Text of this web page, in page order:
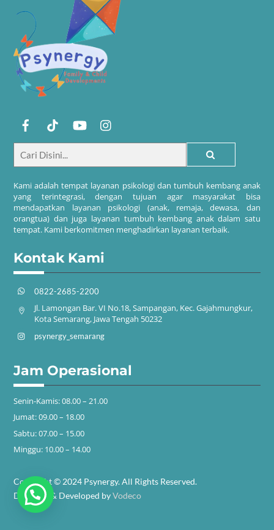
Kami adalah tempat layanan psikologi dan tumbuh kembang anak
yang terintegrasi, dengan tujuan agar masyarakat bisa
mendapatkan layanan psikologi (anak, remaja, dewasa, dan
orangtua) dan juga layanan tumbuh kembang anak dalam satu
tempat. Kami berkomitmen menghadirkan layanan terbaik.
Kontak Kami
0822-2685-2200
Jl. Lamongan Bar. VI No.18, Sampangan, Kec. Gajahmungkur,
Kota Semarang, Jawa Tengah 50232
psynergy_semarang
Jam Operasional
Senin-Kamis: 08.00 – 21.00
Jumat: 09.00 – 18.00
Sabtu: 07.00 – 15.00
Minggu: 10.00 – 14.00
Copyright © 2024 Psynergy. All Rights Reserved.
Designed & Developed byVodeco